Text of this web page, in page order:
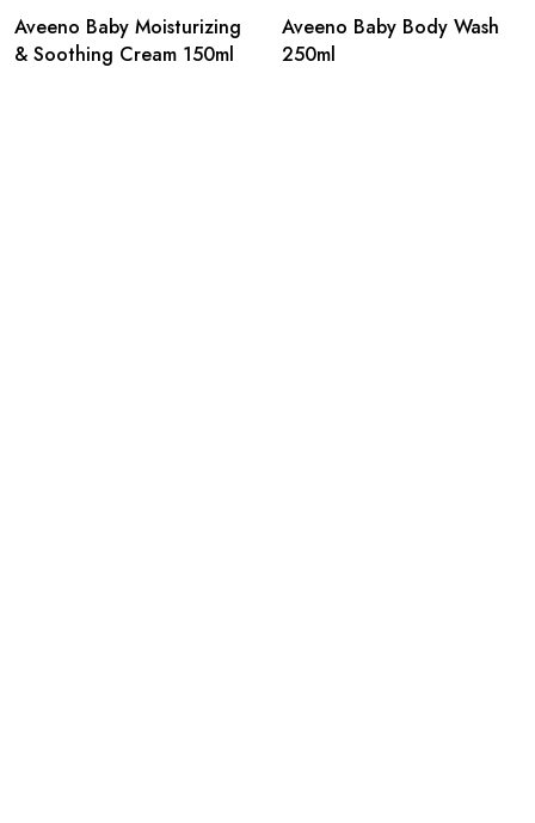
Aveeno Baby Moisturizing
& Soothing Cream 150ml
Aveeno Baby Body Wash
250ml